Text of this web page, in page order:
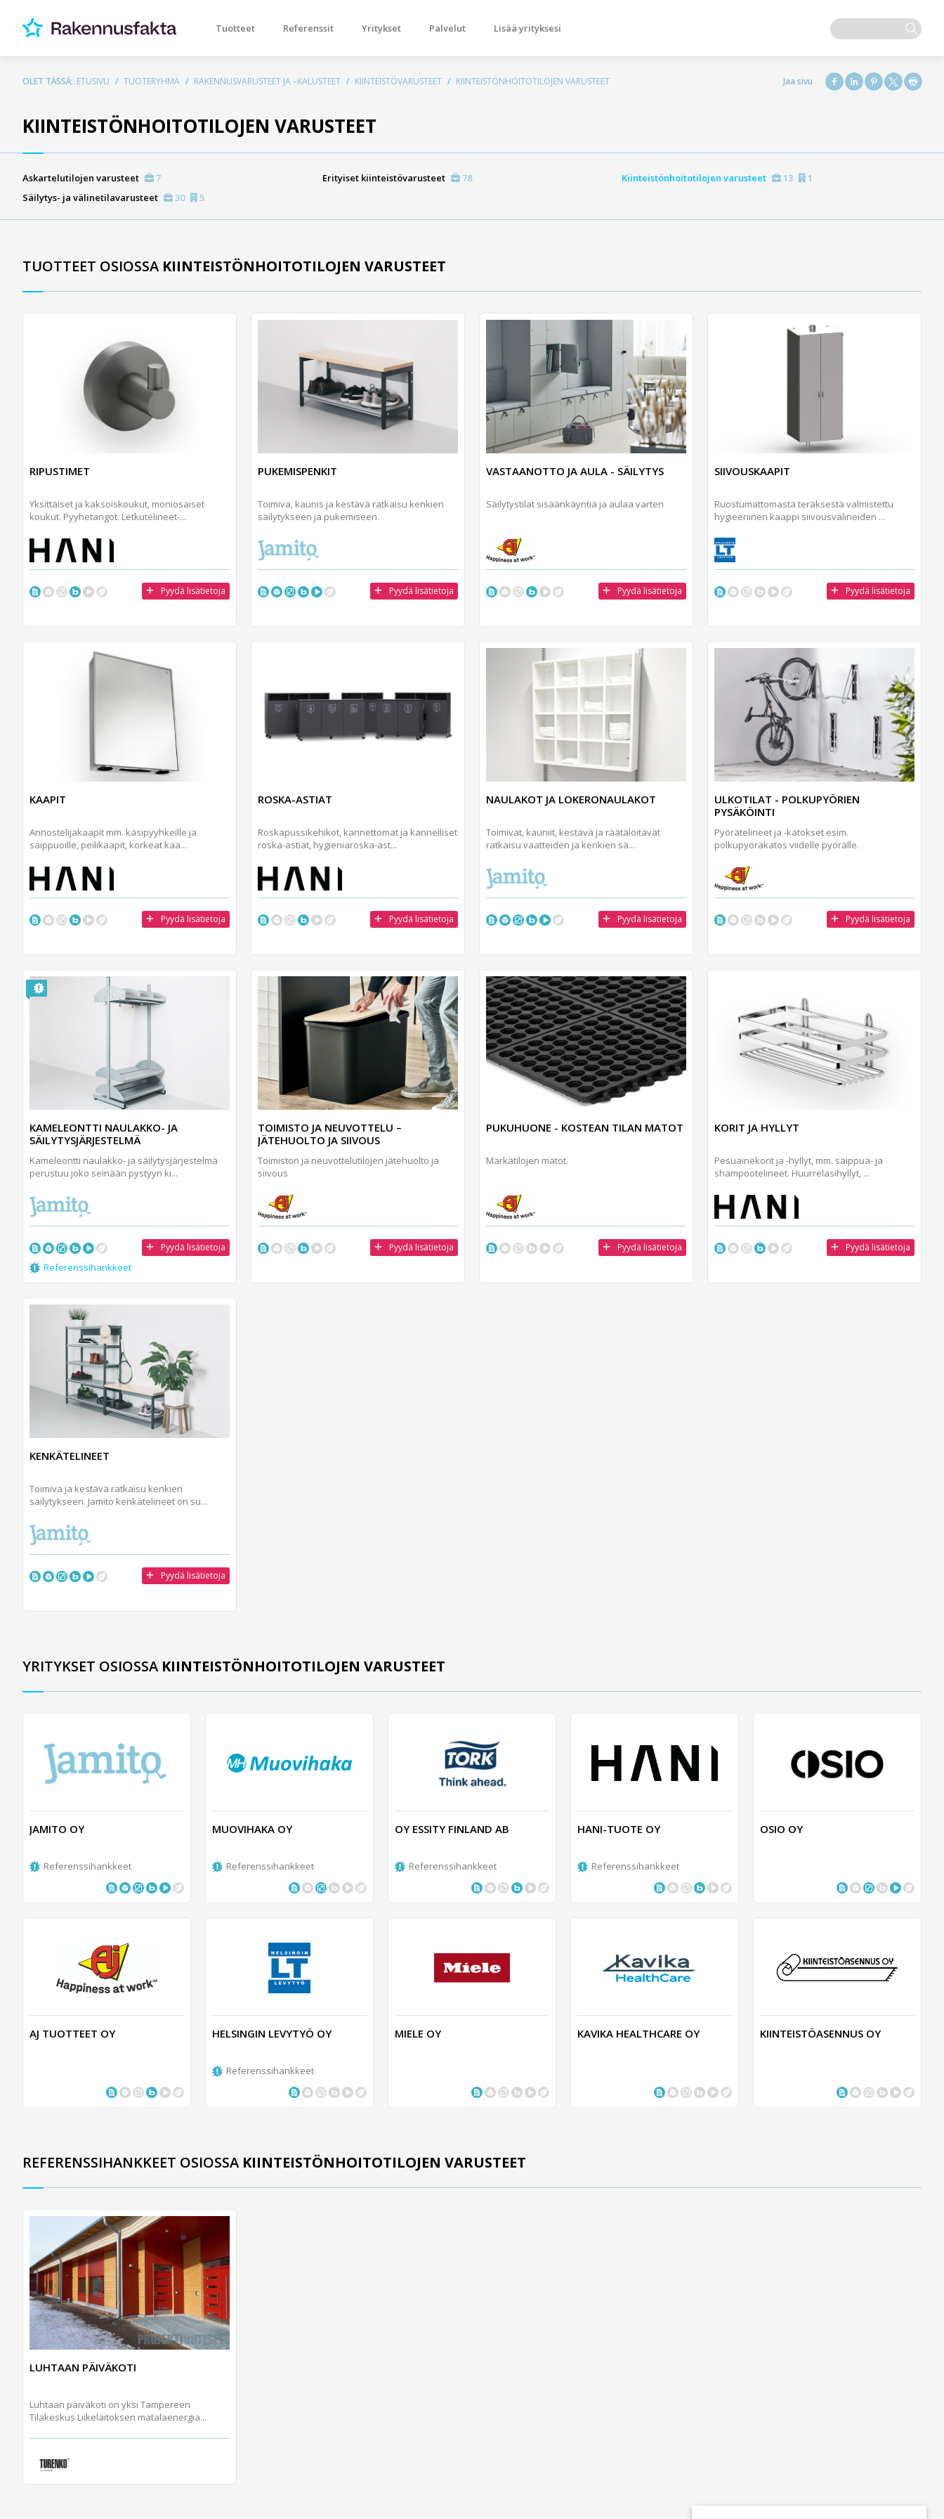
Tuotteet Referenssit Yritykset Palvelut Lisää yrityksesi
OLET TÄSSÄ: ETUSIVU TUOTERYHMÄ RAKENNUSVARUSTEET JA –KALUSTEET KIINTEISTÖVARUSTEET KIINTEISTÖNHOITOTILOJEN VARUSTEET
KIINTEISTÖNHOITOTILOJEN VARUSTEET
Askartelutilojen varusteet 7 Erityiset kiinteistövarusteet 78 Kiinteistönhoitotilojen varusteet 13
1
Säilytys- ja välinetilavarusteet
30 5
TUOTTEET OSIOSSA KIINTEISTÖNHOITOTILOJEN VARUSTEET
RIPUSTIMET
Yksittäiset ja kaksoiskoukut, moniosaiset
koukut. Pyyhetangot. Letkutelineet-...
Pyydä lisätietoja
PUKEMISPENKIT
Toimiva, kaunis ja kestävä ratkaisu kenkien
säilytykseen ja pukemiseen.
Pyydä lisätietoja
VASTAANOTTO JA AULA - SÄILYTYS
Säilytystilat sisäänkäyntiä ja aulaa varten
Pyydä lisätietoja
SIIVOUSKAAPIT
Ruostumattomasta teräksestä valmistettu
hygieeninen kaappi siivousvälineiden ...
Pyydä lisätietoja
KAAPIT
Annostelijakaapit mm. käsipyyhkeille ja
saippuoille, peilikaapit, korkeat kaa...
Pyydä lisätietoja
ROSKA-ASTIAT
Roskapussikehikot, kannettomat ja kannelliset
roska-astiat, hygieniaroska-ast...
Pyydä lisätietoja
NAULAKOT JA LOKERONAULAKOT
Toimivat, kauniit, kestävä ja räätälöitävät
ratkaisu vaatteiden ja kenkien sä...
Pyydä lisätietoja
ULKOTILAT - POLKUPYÖRIEN
PYSÄKÖINTI
Pyörätelineet ja -katokset esim.
polkupyöräkatos viidelle pyörälle.
Pyydä lisätietoja
KAMELEONTTI NAULAKKO- JA
SÄILYTYSJÄRJESTELMÄ
Kameleontti naulakko- ja säilytysjärjestelmä
perustuu joko seinään pystyyn ki...
Pyydä lisätietoja
Referenssihankkeet
TOIMISTO JA NEUVOTTELU –
JÄTEHUOLTO JA SIIVOUS
Toimiston ja neuvottelutilojen jätehuolto ja
siivous
Pyydä lisätietoja
PUKUHUONE - KOSTEAN TILAN MATOT
Märkätilojen matot.
Pyydä lisätietoja
KORIT JA HYLLYT
Pesuainekorit ja -hyllyt, mm. saippua- ja
shampootelineet. Huurrelasihyllyt, ...
Pyydä lisätietoja
KENKÄTELINEET
Toimiva ja kestävä ratkaisu kenkien
säilytykseen. Jamito kenkätelineet on su...
Pyydä lisätietoja
YRITYKSET OSIOSSA KIINTEISTÖNHOITOTILOJEN VARUSTEET
JAMITO OY
Referenssihankkeet
MUOVIHAKA OY
Referenssihankkeet
OY ESSITY FINLAND AB
Referenssihankkeet
HANI-TUOTE OY
Referenssihankkeet
OSIO OY
AJ TUOTTEET OY HELSINGIN LEVYTYÖ OY
Referenssihankkeet
MIELE OY KAVIKA HEALTHCARE OY KIINTEISTÖASENNUS OY
REFERENSSIHANKKEET OSIOSSA KIINTEISTÖNHOITOTILOJEN VARUSTEET
LUHTAAN PÄIVÄKOTI
Luhtaan päiväkoti on yksi Tampereen
Tilakeskus Liikelaitoksen matalaenergia...